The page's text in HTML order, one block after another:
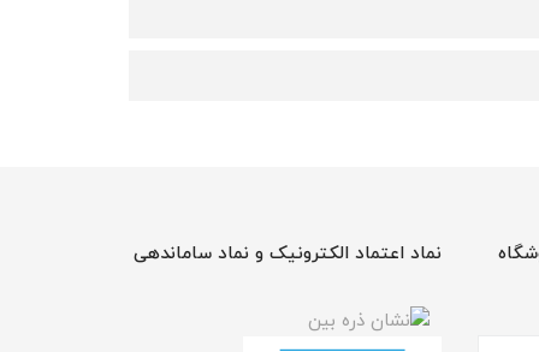
نماد اعتماد الکترونیک و نماد ساماندهی